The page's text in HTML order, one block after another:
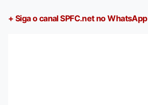
+ Siga o canal SPFC.net no WhatsApp